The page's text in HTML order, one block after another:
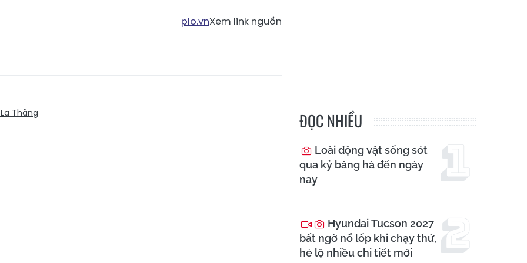
plo.vnXem link nguồn
Thăng ĐỌC NHIỀU
Loài động vật sống sót
qua kỷ băng hà đến ngày
nay
Hyundai Tucson 2027
bất ngờ nổ lốp khi chạy thử,
hé lộ nhiều chi tiết mới